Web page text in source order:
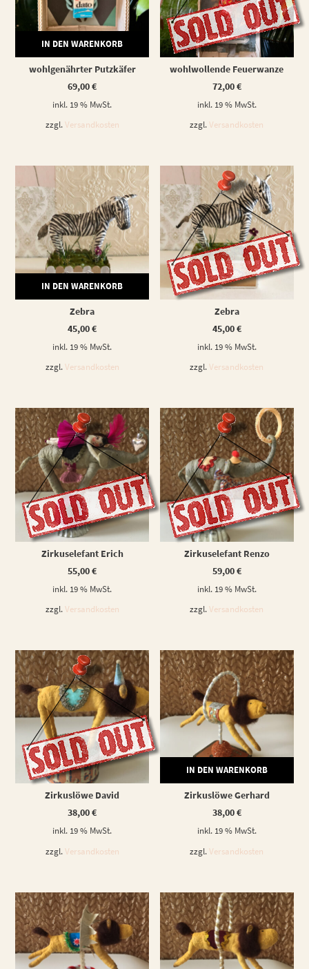
IN DEN WARENKORB
wohlgenährter Putzkäfer
69,00€
inkl. 19 % MwSt.
zzgl. Versandkosten
WEITERLESEN
wohlwollende Feuerwanze
72,00€
inkl. 19 % MwSt.
zzgl.Versandkosten
IN DEN WARENKORB
Zebra
45,00€
inkl. 19 % MwSt.
zzgl. Versandkosten
WEITERLESEN
Zebra
45,00€
inkl. 19 % MwSt.
zzgl.Versandkosten
WEITERLESEN
Zirkuselefant Erich
55,00€
inkl. 19 % MwSt.
zzgl. Versandkosten
WEITERLESEN
Zirkuselefant Renzo
59,00€
inkl. 19 % MwSt.
zzgl.Versandkosten
WEITERLESEN
Zirkuslöwe David
38,00€
inkl. 19 % MwSt.
zzgl. Versandkosten
IN DEN WARENKORB
Zirkuslöwe Gerhard
38,00€
inkl. 19 % MwSt.
zzgl.Versandkosten